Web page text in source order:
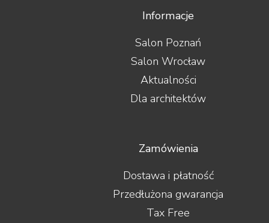
Informacje
Salon Poznań
Salon Wrocław
Aktualności
Dla architektów
Zamówienia
Dostawa i płatność
Przedłużona gwarancja
Tax Free